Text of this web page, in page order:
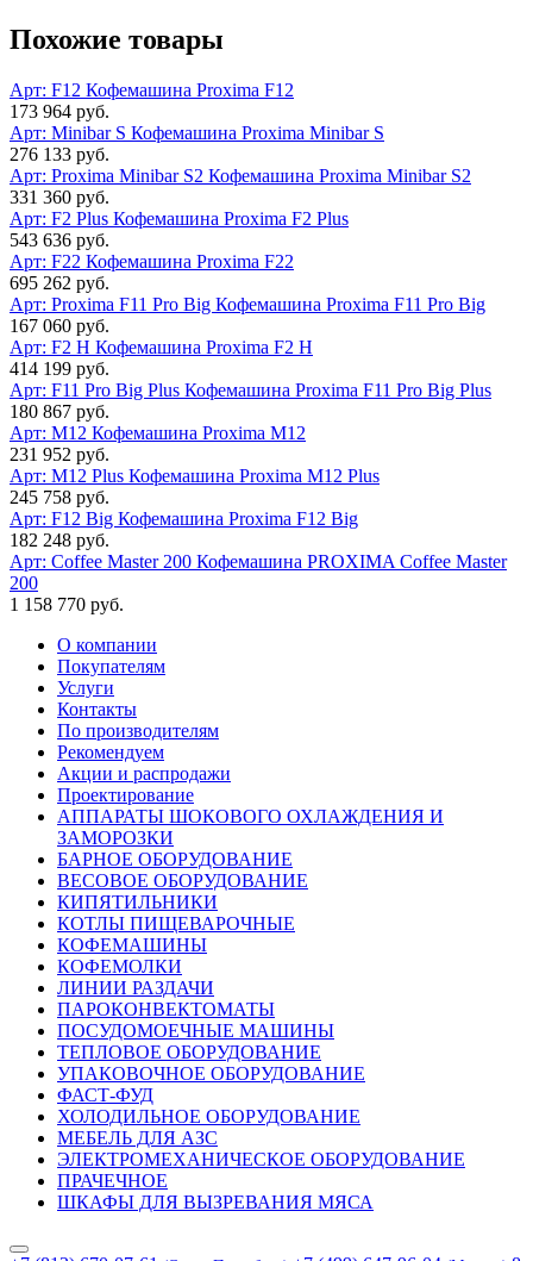
Похожие товары
Арт: F12 Кофемашина Proxima F12
173 964 руб.
Арт: Minibar S Кофемашина Proxima Minibar S
276 133 руб.
Арт: Proxima Minibar S2 Кофемашина Proxima Minibar S2
331 360 руб.
Арт: F2 Plus Кофемашина Proxima F2 Plus
543 636 руб.
Арт: F22 Кофемашина Proxima F22
695 262 руб.
Арт: Proxima F11 Pro Big Кофемашина Proxima F11 Pro Big
167 060 руб.
Арт: F2 H Кофемашина Proxima F2 H
414 199 руб.
Арт: F11 Pro Big Plus Кофемашина Proxima F11 Pro Big Plus
180 867 руб.
Арт: M12 Кофемашина Proxima M12
231 952 руб.
Арт: M12 Plus Кофемашина Proxima M12 Plus
245 758 руб.
Арт: F12 Big Кофемашина Proxima F12 Big
182 248 руб.
Арт: Coffee Master 200 Кофемашина PROXIMA Coffee Master
200
1 158 770 руб.
О компании
Покупателям
Услуги
Контакты
По производителям
Рекомендуем
Акции и распродажи
Проектирование
АППАРАТЫ ШОКОВОГО ОХЛАЖДЕНИЯ И
ЗАМОРОЗКИ
БАРНОЕ ОБОРУДОВАНИЕ
ВЕСОВОЕ ОБОРУДОВАНИЕ
КИПЯТИЛЬНИКИ
КОТЛЫ ПИЩЕВАРОЧНЫЕ
КОФЕМАШИНЫ
КОФЕМОЛКИ
ЛИНИИ РАЗДАЧИ
ПАРОКОНВЕКТОМАТЫ
ПОСУДОМОЕЧНЫЕ МАШИНЫ
ТЕПЛОВОЕ ОБОРУДОВАНИЕ
УПАКОВОЧНОЕ ОБОРУДОВАНИЕ
ФАСТ-ФУД
ХОЛОДИЛЬНОЕ ОБОРУДОВАНИЕ
МЕБЕЛЬ ДЛЯ АЗС
ЭЛЕКТРОМЕХАНИЧЕСКОЕ ОБОРУДОВАНИЕ
ПРАЧЕЧНОЕ
ШКАФЫ ДЛЯ ВЫЗРЕВАНИЯ МЯСА